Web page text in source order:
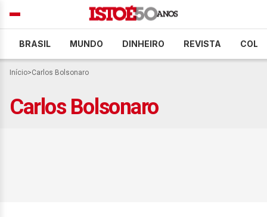
BRASIL MUNDO DINHEIRO REVISTA
Início>Carlos Bolsonaro
Carlos Bolsonaro